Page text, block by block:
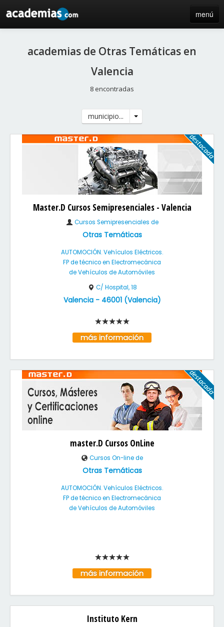
menú
blogacademias de Otras Temáticas en
Valencia
8 encontradas
municipio...
Master.D Cursos Semipresenciales - Valencia
Cursos Semipresenciales de
Otras Temáticas
AUTOMOCIÓN. Vehículos Eléctricos.
FP de técnico en Electromecánica
de Vehículos de Automóviles
C/ Hospital, 18
Valencia- 46001(Valencia)
más información
master.D Cursos OnLine
Cursos On-line de
Otras Temáticas
AUTOMOCIÓN. Vehículos Eléctricos.
FP de técnico en Electromecánica
de Vehículos de Automóviles
más información
Instituto Kern